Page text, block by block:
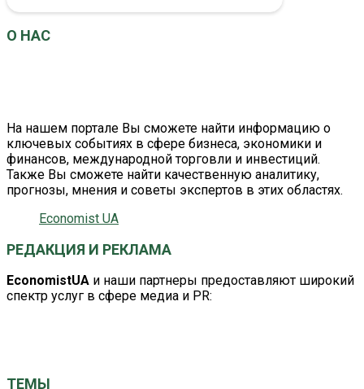
О НАС
На нашем портале Вы сможете найти информацию о
ключевых событиях в сфере бизнеса, экономики и
финансов, международной торговли и инвестиций.
Также Вы сможете найти качественную аналитику,
прогнозы, мнения и советы экспертов в этих областях.
Economist UA
РЕДАКЦИЯ И РЕКЛАМА
EconomistUA и наши партнеры предоставляют широкий
спектр услуг в сфере медиа и PR:
ТЕМЫ